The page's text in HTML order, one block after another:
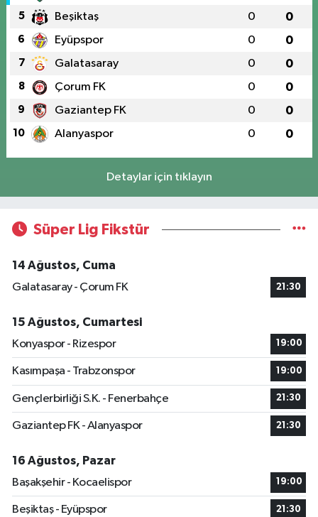
5 Beşiktaş 0 0
6 Eyüpspor 0 0
7 Galatasaray 0 0
8 Çorum FK 0 0
9 Gaziantep FK 0 0
10 Alanyaspor 0 0
Detaylar için tıklayın
Süper Lig Fikstür
14 Ağustos, Cuma
Galatasaray - Çorum FK
21:30
15 Ağustos, Cumartesi
Konyaspor - Rizespor
19:00
Kasımpaşa - Trabzonspor 19:00
Gençlerbirliği S.K. - Fenerbahçe 21:30
Gaziantep FK - Alanyaspor 21:30
16 Ağustos, Pazar
Başakşehir - Kocaelispor
19:00
Beşiktaş - Eyüpspor 21:30